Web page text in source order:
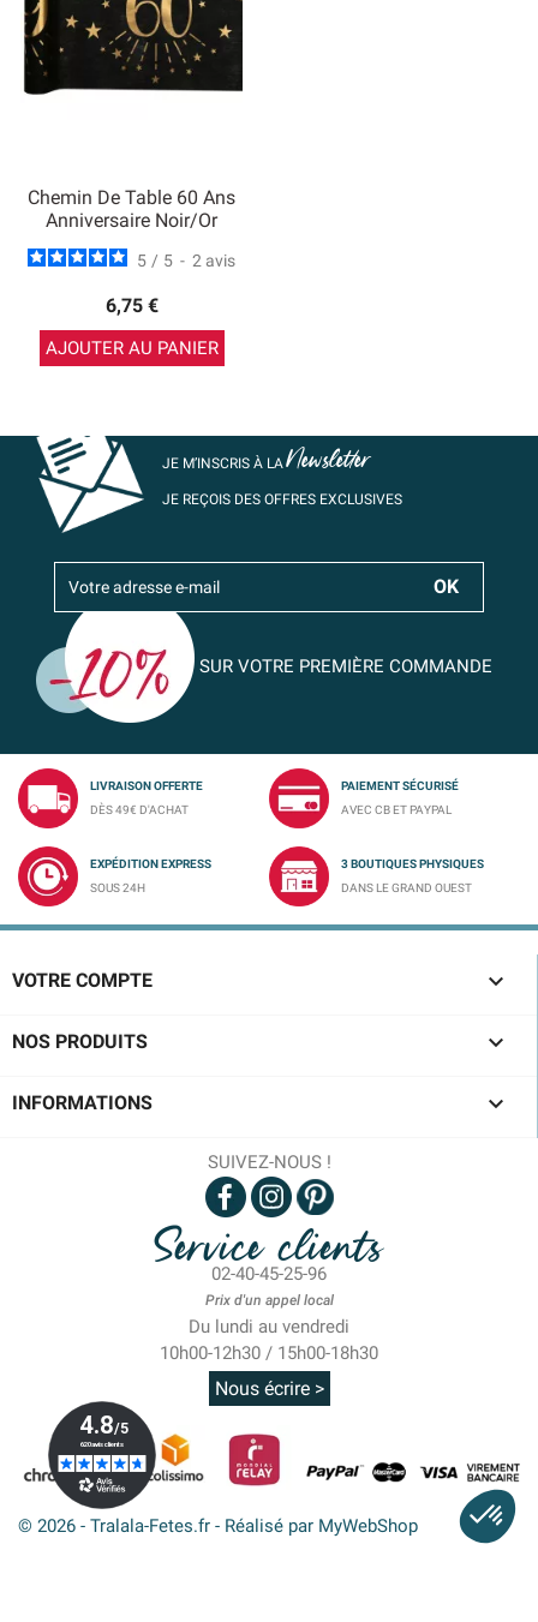
Chemin De Table 60 Ans
Anniversaire Noir/Or
5 / 5 - 2 avis
6,75 €
AJOUTER AU PANIER
JE M’INSCRIS À LANewsletter
JE REÇOIS DES OFFRES EXCLUSIVES
SUR VOTRE PREMIÈRE COMMANDE
LIVRAISON OFFERTE
DÈS 49€ D'ACHAT
PAIEMENT SÉCURISÉ
AVEC CB ET PAYPAL
EXPÉDITION EXPRESS
SOUS 24H
3 BOUTIQUES PHYSIQUES
DANS LE GRAND OUEST
VOTRE COMPTE 
NOS PRODUITS 
INFORMATIONS 
SUIVEZ-NOUS !
Service clients
02-40-45-25-96
Prix d'un appel local
Du lundi au vendredi
10h00-12h30 / 15h00-18h30
Nous écrire >
© 2026 - Tralala-Fetes.fr - Réalisé par MyWebShop